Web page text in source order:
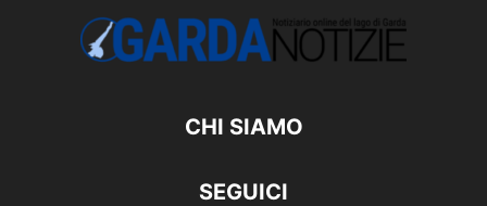
CHI SIAMO
SEGUICI